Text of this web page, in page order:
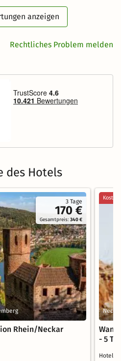
anzeigen
Rechtliches Problem melden
des Hotels
3 Tage
170 €
Gesamtpreis:340 €
Rhein/Neckar
- 5
Hotel